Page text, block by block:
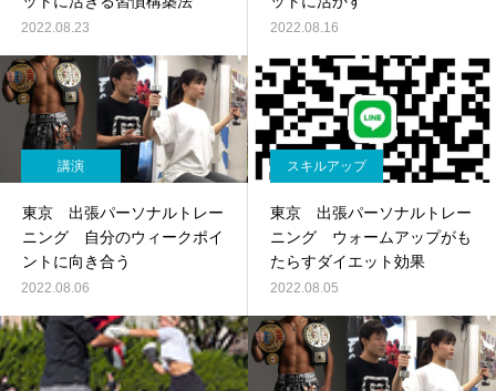
2022.08.23 2022.08.16
講演
東京 出張パーソナルトレー
ニング 自分のウィークポイ
ントに向き合う
2022.08.06
スキルアップ
東京 出張パーソナルトレー
ニング ウォームアップがも
たらすダイエット効果
2022.08.05